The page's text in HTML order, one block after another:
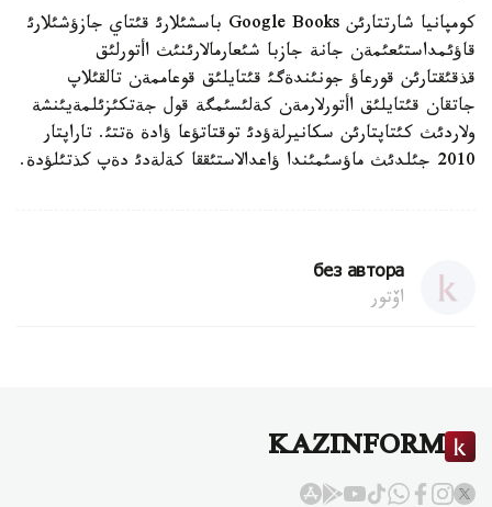
كومپانيا شارتتارئن Google Books باسشئلارئ قئتاي جازؤشئلارئ
قاؤئمداستئعئمةن جانة جازبا شئعارمالارئنئث اأتورلئق
قذقئقتارئن قورعاؤ جونئندةگئ قئتايلئق قوعاممةن تالقئلاپ
جاتقان قئتايلئق اأتورلارمةن كةلئسئمگة قول جةتكئزئلمةيئنشة
ولاردئث كئتاپتارئن سكانيرلةؤدئ توقتاتؤعا ؤادة ةتتئ. تاراپتار
2010 جئلدئث ماؤسئمئندا ؤاعدالاستئققا كةلةدئ دةپ كذتئلؤدة.
без автора
اۆتور
KAZINFORM